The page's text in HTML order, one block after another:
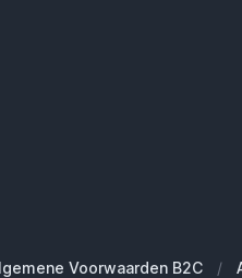
Voorwaarden B2C /